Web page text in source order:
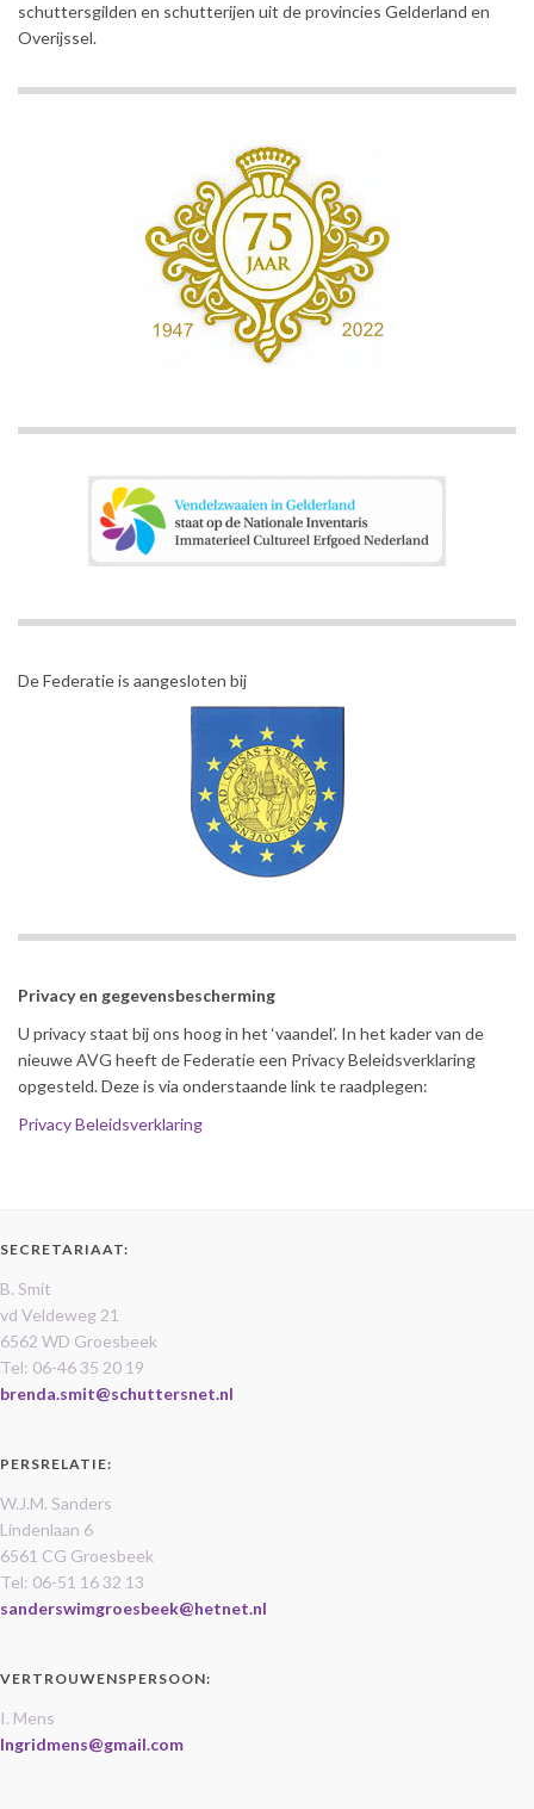
schuttersgilden en schutterijen uit de provincies Gelderland en
Overijssel.
De Federatie is aangesloten bij
Privacy en gegevensbescherming
U privacy staat bij ons hoog in het ‘vaandel’. In het kader van de
nieuwe AVG heeft de Federatie een Privacy Beleidsverklaring
opgesteld. Deze is via onderstaande link te raadplegen:
Privacy Beleidsverklaring
SECRETARIAAT:
B. Smit
vd Veldeweg 21
6562 WD Groesbeek
Tel: 06-46 35 20 19
brenda.smit@schuttersnet.nl
PERSRELATIE:
W.J.M. Sanders
Lindenlaan 6
6561 CG Groesbeek
Tel: 06-51 16 32 13
sanderswimgroesbeek@hetnet.nl
VERTROUWENSPERSOON:
I. Mens
Ingridmens@gmail.com